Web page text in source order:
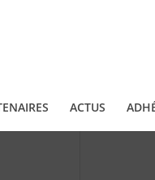
ACTUS